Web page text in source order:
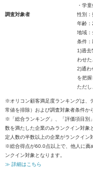
・学
調査対象者
性別：
年齢
地域：
条件：
1)過去
わせ
2)通わ
を把握
ただ
※オリコン顧客満足度ランキングは、
常値を排除）および調査対象者条件か
※「総合ランキング」、「評価項目別
数を満たした企業のみランクイン対象
定人数の半数以上の企業がランクイン
※総合得点が60.0点以上で、他人に薦
ンクイン対象となります。
≫ 詳細はこちら